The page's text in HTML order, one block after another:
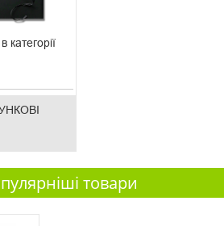
категорії
товари